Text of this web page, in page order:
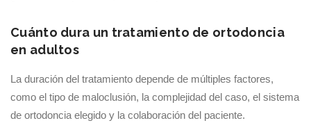
Cuánto dura un tratamiento de ortodoncia
en adultos
La duración del tratamiento depende de múltiples factores,
como el tipo de maloclusión, la complejidad del caso, el sistema
de ortodoncia elegido y la colaboración del paciente.